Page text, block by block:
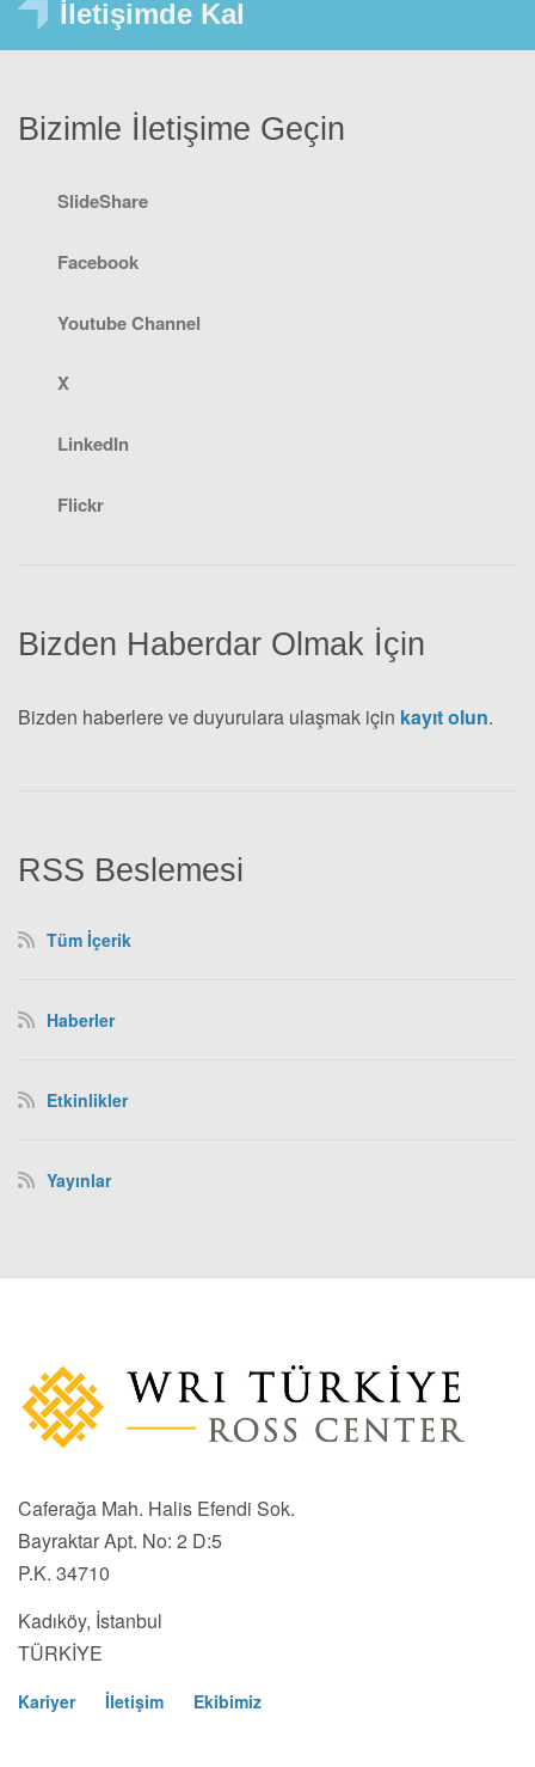
İletişimde Kal
RSS Beslemesi
Tüm İçerik
Haberler
Etkinlikler
Yayınlar
Bizden Haberdar Olmak İçin
Bizden haberlere ve duyurulara ulaşmak için kayıt olun.
Bizimle İletişime Geçin
SlideShare
Facebook
Youtube Channel
X
LinkedIn
Flickr
Caferağa Mah. Halis Efendi Sok.
Bayraktar Apt. No: 2 D:5
P.K. 34710
Kadıköy, İstanbul
TÜRKİYE
Kariyer İletişim Ekibimiz